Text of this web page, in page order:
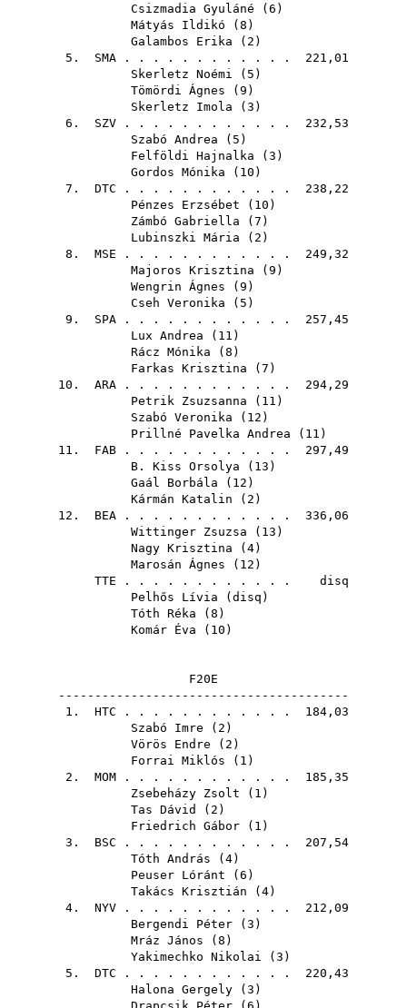
Csizmadia Gyuláné ( 6 )
Mátyás Ildikó ( 8 )
Galambos Erika ( 2 )
5. SMA . . . . . . . . . . . . 221,01
Skerletz Noémi ( 5 )
Tömördi Ágnes ( 9 )
Skerletz Imola ( 3 )
6. SZV . . . . . . . . . . . . 232,53
Szabó Andrea ( 5 )
Felföldi Hajnalka ( 3 )
Gordos Mónika ( 10 )
7. DTC . . . . . . . . . . . . 238,22
Pénzes Erzsébet ( 10 )
Zámbó Gabriella ( 7 )
Lubinszki Mária ( 2 )
8. MSE . . . . . . . . . . . . 249,32
Majoros Krisztina ( 9 )
Wengrin Ágnes ( 9 )
Cseh Veronika ( 5 )
9. SPA . . . . . . . . . . . . 257,45
Lux Andrea ( 11 )
Rácz Mónika ( 8 )
Farkas Krisztina ( 7 )
10. ARA . . . . . . . . . . . . 294,29
Petrik Zsuzsanna ( 11 )
Szabó Veronika ( 12 )
Prillné Pavelka Andrea ( 11 )
11. FAB . . . . . . . . . . . . 297,49
B. Kiss Orsolya ( 13 )
Gaál Borbála ( 12 )
Kármán Katalin ( 2 )
12. BEA . . . . . . . . . . . . 336,06
Wittinger Zsuzsa ( 13 )
Nagy Krisztina ( 4)
Marosán Ágnes ( 12 )
TTE . . . . . . . . . . . . disq
Pelhős Lívia ( disq )
Tóth Réka ( 8 )
Komár Éva ( 10 )
F20E
----------------------------------------
1. HTC . . . . . . . . . . . . 184,03
Szabó Imre ( 2 )
Vörös Endre ( 2 )
Forrai Miklós ( 1 )
2. MOM . . . . . . . . . . . . 185,35
Zsebeházy Zsolt ( 1 )
Tas Dávid
( 2 )
Friedrich Gábor ( 1 )
3. BSC . . . . . . . . . . . . 207,54
Tóth András ( 4)
Peuser Lóránt ( 6 )
Takács Krisztián ( 4)
4. NYV . . . . . . . . . . . . 212,09
Bergendi Péter ( 3 )
Mráz János ( 8 )
Yakimechko Nikolai ( 3 )
5. DTC . . . . . . . . . . . . 220,43
Halona Gergely ( 3 )